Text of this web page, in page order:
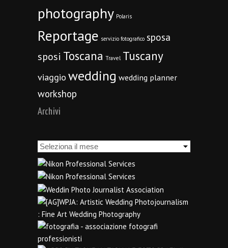
photography Polaris
Reportage servizio fotografico sposa
sposi Toscana Travel Tuscany
viaggio wedding wedding planner
workshop
Archivi
Archivi